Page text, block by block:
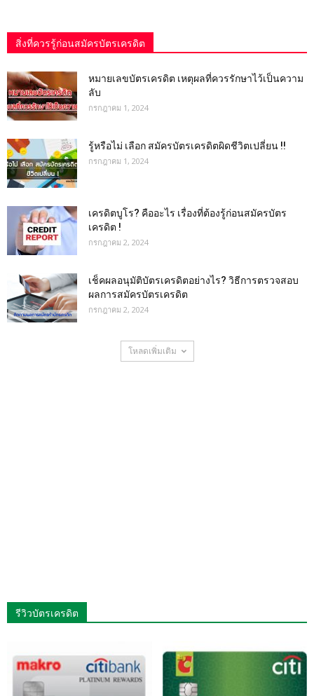
สิ่งที่ควรรู้ก่อนสมัครบัตรเครดิต
หมายเลขบัตรเครดิต เหตุผลที่ควรรักษาไว้เป็นความ
ลับ
กรกฎาคม 1, 2024
รู้หรือไม่ เลือก สมัครบัตรเครดิตผิดชีวิตเปลี่ยน !!
กรกฎาคม 1, 2024
เครดิตบูโร? คืออะไร เรื่องที่ต้องรู้ก่อนสมัครบัตร
เครดิต !
กรกฎาคม 2, 2024
เช็คผลอนุมัติบัตรเครดิตอย่างไร? วิธีการตรวจสอบ
ผลการสมัครบัตรเครดิต
กรกฎาคม 2, 2024
โหลดเพิ่มเติม
รีวิวบัตรเครดิต